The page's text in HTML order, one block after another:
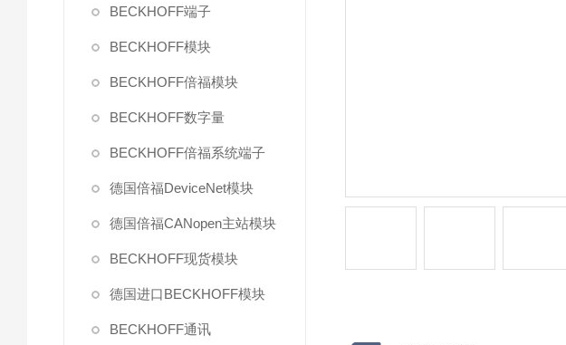
BECKHOFF端子
BECKHOFF模块
BECKHOFF倍福模块
BECKHOFF数字量
BECKHOFF倍福系统端子
德国倍福DeviceNet模块
德国倍福CANopen主站模块
BECKHOFF现货模块
德国进口BECKHOFF模块
BECKHOFF通讯